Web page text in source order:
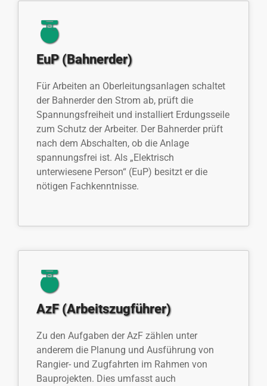
EuP (Bahnerder)
Für Arbeiten an Oberleitungsanlagen schaltet
der Bahnerder den Strom ab, prüft die
Spannungsfreiheit und installiert Erdungsseile
zum Schutz der Arbeiter. Der Bahnerder prüft
nach dem Abschalten, ob die Anlage
spannungsfrei ist. Als „Elektrisch
unterwiesene Person“ (EuP) besitzt er die
nötigen Fachkenntnisse.
AzF (Arbeitszugführer)
Zu den Aufgaben der AzF zählen unter
anderem die Planung und Ausführung von
Rangier- und Zugfahrten im Rahmen von
Bauprojekten. Dies umfasst auch